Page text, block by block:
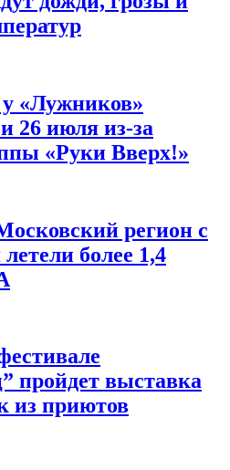
«Лужников»
26 июля из-за
«Руки Вверх!»
регион с
более 1,4
пройдет выставка
из приютов